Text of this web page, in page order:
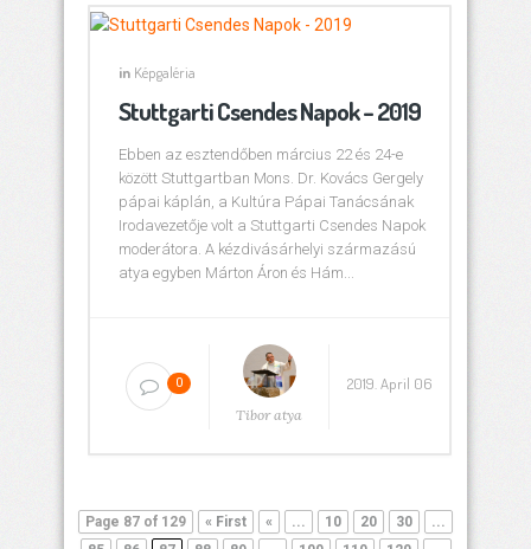
in Képgaléria
Stuttgarti Csendes Napok – 2019
Ebben az esztendőben március 22 és 24-e
között Stuttgartban Mons. Dr. Kovács Gergely
pápai káplán, a Kultúra Pápai Tanácsának
Irodavezetője volt a Stuttgarti Csendes Napok
moderátora. A kézdivásárhelyi származású
atya egyben Márton Áron és Hám...
0
Tibor atya
2019. April 06
Page 87 of 129 « First « ... 10 20 30
...